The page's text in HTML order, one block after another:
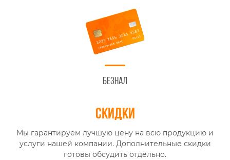
Безнал
Скидки
Мы гарантируем лучшую цену на всю продукцию и
услуги нашей компании. Дополнительные скидки
готовы обсудить отдельно.